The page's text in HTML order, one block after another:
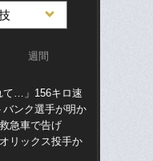
週間
て…」156キロ速
ンク選手が明か
急車で告げ
リックス投手か